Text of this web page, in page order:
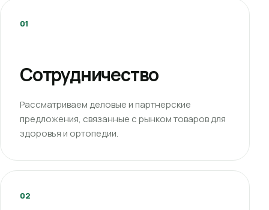
01
Сотрудничество
Рассматриваем деловые и партнерские
предложения, связанные с рынком товаров для
здоровья и ортопедии.
02